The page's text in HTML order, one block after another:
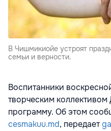
В Чишмикиойе устроят
семьи и верности.
Воспитанники
творческим
программу. Об этом
cesmakuu.md, передает